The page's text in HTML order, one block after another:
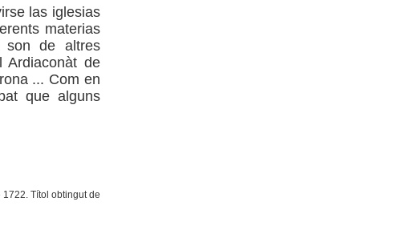
las iglesias
materias
son de altres
Ardiaconàt de
... Com en
que alguns
Títol obtingut de